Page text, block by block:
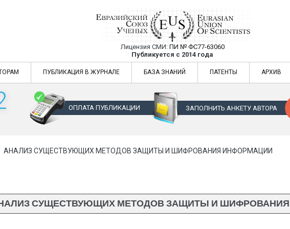
Евразийский Союз Ученых —
Лицензия СМИ: ПИ № ФС77-63060
Публикуется с 2014 года
Евразийский Союз Ученых — публикация научных статей в
ПУБЛИКАЦИЯ В ЖУРНАЛЕ БАЗА ЗНАНИЙ ПАТЕНТЫ АРХИВ
ОПЛАТА ПУБЛИКАЦИИ ЗАПОЛНИТЬ АНКЕТУ АВТОРА
АНАЛИЗ СУЩЕСТВУЮЩИХ МЕТОДОВ ЗАЩИТЫ И ШИФРОВАНИЯ ИНФОРМАЦИИ
СУЩЕСТВУЮЩИХ МЕТОДОВ ЗАЩИТЫ И